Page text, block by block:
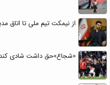
از نیمکت تیم ملی تا
«شجاع»حق داشت شادی